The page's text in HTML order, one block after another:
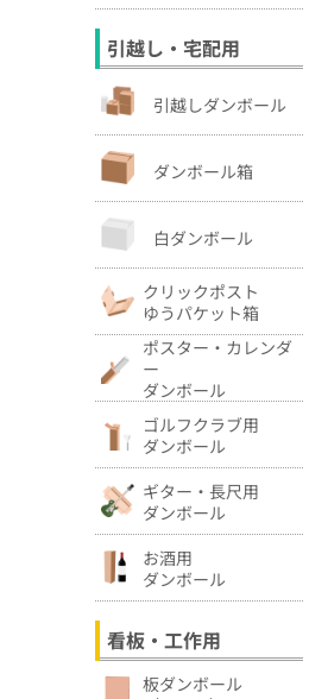
引越し・宅配用
引越しダンボール
ダンボール箱
白ダンボール
クリックポスト
ゆうパケット箱
ポスター・カレンダ
ー
ダンボール
ゴルフクラブ用
ダンボール
ギター・長尺用
ダンボール
お酒用
ダンボール
看板・工作用
板ダンボール